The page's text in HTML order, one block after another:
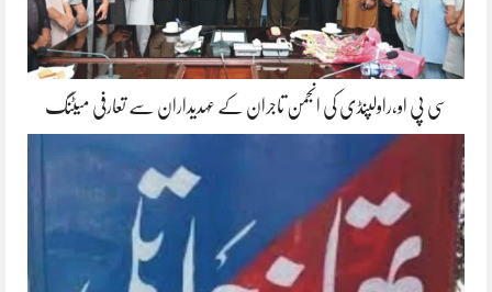
سی پی او،راولپنڈی کی انجمن تاجران کے عہدیداران سے تعارفی میٹنگ